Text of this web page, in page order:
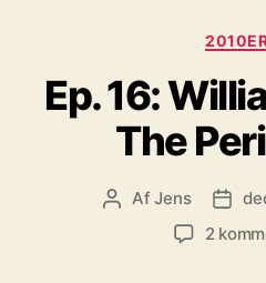
Ep. 16:
The
Indlægsforfatter
AfJens
2